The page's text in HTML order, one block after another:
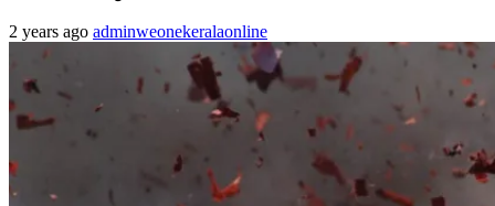
2 years ago adminweonekeralaonline